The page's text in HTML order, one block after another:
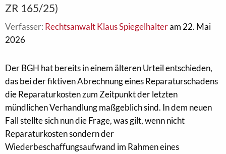
ZR 165/25)
Verfasser: Rechtsanwalt Klaus Spiegelhalteram 22. Mai
2026
Der BGH hat bereits in einem älteren Urteil entschieden,
das bei der fiktiven Abrechnung eines Reparaturschadens
die Reparaturkosten zum Zeitpunkt der letzten
mündlichen Verhandlung maßgeblich sind. In dem neuen
Fall stellte sich nun die Frage, was gilt, wenn nicht
Reparaturkosten sondern der
Wiederbeschaffungsaufwand im Rahmen eines